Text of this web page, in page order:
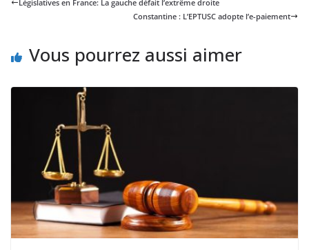
Législatives en France: La gauche défait l’extrême droite
Constantine : L’EPTUSC adopte l’e-paiement
Vous pourrez aussi aimer